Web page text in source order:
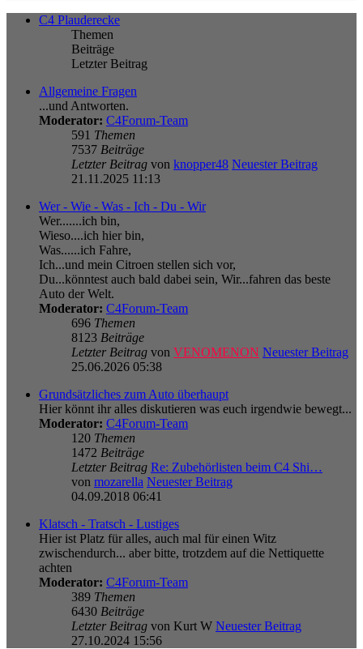
C4 Plauderecke
Themen
Beiträge
Letzter Beitrag
Allgemeine Fragen
...und Antworten.
Moderator: C4Forum-Team
591 Themen
7537 Beiträge
Letzter Beitrag von knopper48 Neuester Beitrag
21.11.2025 11:13
Wer - Wie - Was - Ich - Du - Wir
Wer.......ich bin,
Wieso....ich hier bin,
Was......ich Fahre,
Ich...und mein Citroen stellen sich vor,
Du...könntest auch bald dabei sein, Wir...fahren das beste
Auto der Welt.
Moderator: C4Forum-Team
696 Themen
8123 Beiträge
Letzter Beitrag von VENOMENON Neuester Beitrag
25.06.2026 05:38
Grundsätzliches zum Auto überhaupt
Hier könnt ihr alles diskutieren was euch irgendwie bewegt...
Moderator: C4Forum-Team
120 Themen
1472 Beiträge
Letzter Beitrag Re: Zubehörlisten beim C4 Shi…
von mozarella Neuester Beitrag
04.09.2018 06:41
Klatsch - Tratsch - Lustiges
Hier ist Platz für alles, auch mal für einen Witz
zwischendurch... aber bitte, trotzdem auf die Nettiquette
achten
Moderator: C4Forum-Team
389 Themen
6430 Beiträge
Letzter Beitrag von Kurt W Neuester Beitrag
27.10.2024 15:56